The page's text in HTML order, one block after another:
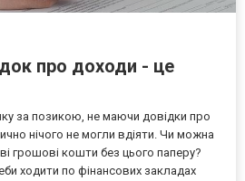
про доходи - це
за позикою, не маючи довідки про
нічого не могли вдіяти. Чи можна
грошові кошти без цього паперу?
ходити по фінансових закладах